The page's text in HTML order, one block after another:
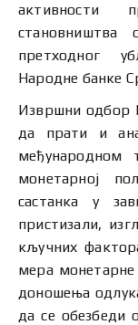
активности
претходног
Народне банке
Извршни одбор
да прати и
монетарној
састанка у
пристизали,
кључних
мера
доношења
да се обезбеди